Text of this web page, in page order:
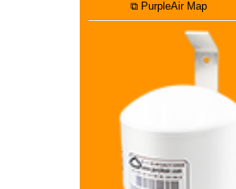
⧉ PurpleAir Map